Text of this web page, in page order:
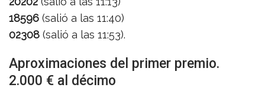
18596 (salió a las 11:40)
02308 (salió a las 11:53).
Aproximaciones del primer premio.
2.000 € al décimo